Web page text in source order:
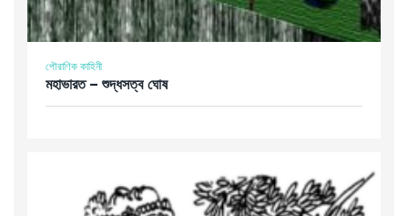
পৌরাণিক কাহিনী
মহাভারত – শুদ্ধসত্ব ঘোষ